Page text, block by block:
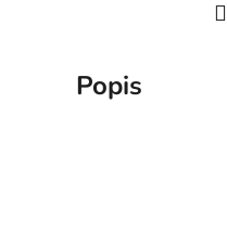
Popis